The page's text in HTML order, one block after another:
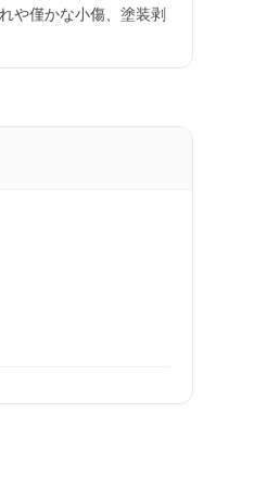
や僅かな小傷、塗装剥